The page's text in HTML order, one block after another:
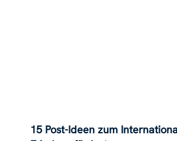
15 Post-Ideen zum